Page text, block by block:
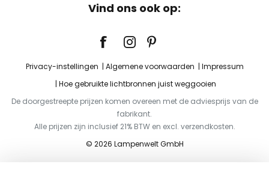
Vind ons ook op:
Privacy-instellingen Algemene voorwaarden
Impressum
Hoe gebruikte lichtbronnen juist weggooien
De doorgestreepte prijzen komen overeen met de adviesprijs van de
fabrikant.
Alle prijzen zijn inclusief 21% BTW en excl. verzendkosten.
© 2026 Lampenwelt GmbH